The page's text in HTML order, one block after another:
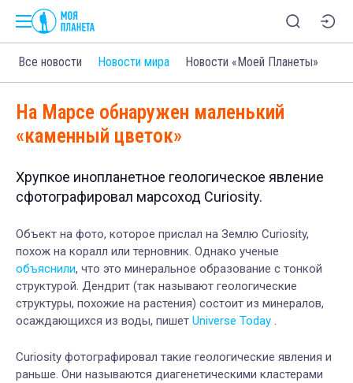
Все новости Новости мира Новости «Моей Планеты»
На Марсе обнаружен маленький
«каменный цветок»
Хрупкое инопланетное геологическое явление
сфотографировал марсоход Curiosity.
Объект на фото, которое прислал на Землю Curiosity,
похож на коралл или терновник. Однако ученые
объяснили, что это минеральное образование с тонкой
структурой. Дендрит (так называют геологические
структуры, похожие на растения) состоит из минералов,
осаждающихся из воды, пишет Universe Today .
Curiosity фотографировал такие геологические явления и
раньше. Они называются диагенетическими кластерами